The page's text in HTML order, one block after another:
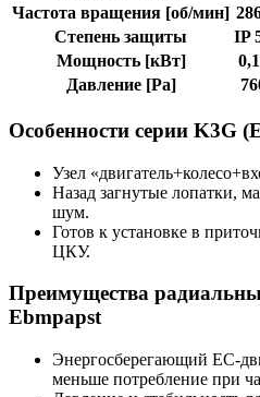
Частота вращения [об/мин]
Степень защиты
IP
Мощность [кВт]
Давление [Pa]
Особенности серии K3G
Узел
Назад загнутые лопатки,
шум.
Готов к установке в
ЦКУ.
Преимущества
Ebmpapst
Энергосберегающий EC-
меньше потребление при